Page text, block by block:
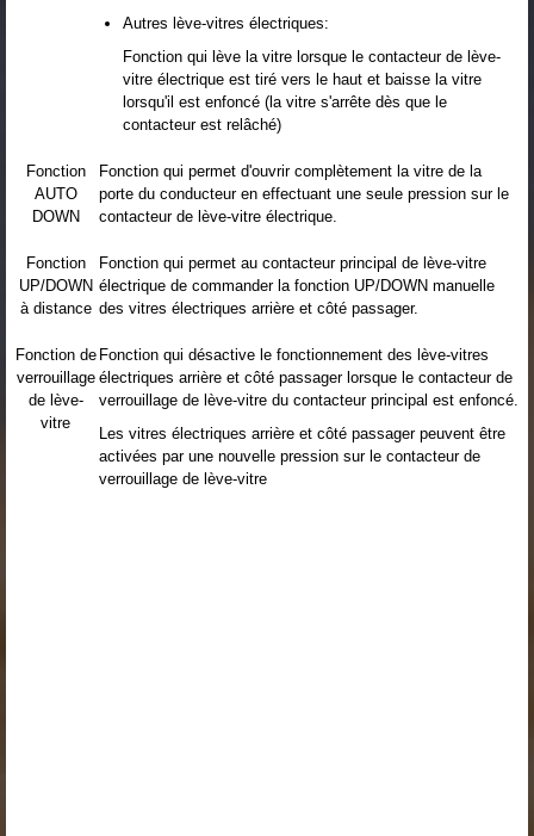
Autres lève-vitres électriques:
Fonction qui lève la vitre lorsque le contacteur de lève-
vitre électrique est tiré vers le haut et baisse la vitre
lorsqu'il est enfoncé (la vitre s'arrête dès que le
contacteur est relâché)
Fonction
AUTO
DOWN
Fonction qui permet d'ouvrir complètement la vitre de la
porte du conducteur en effectuant une seule pression sur le
contacteur de lève-vitre électrique.
Fonction
UP/DOWN
à distance
Fonction qui permet au contacteur principal de lève-vitre
électrique de commander la fonction UP/DOWN manuelle
des vitres électriques arrière et côté passager.
Fonction de
verrouillage
de lève-
vitre
Fonction qui désactive le fonctionnement des lève-vitres
électriques arrière et côté passager lorsque le contacteur de
verrouillage de lève-vitre du contacteur principal est enfoncé.
Les vitres électriques arrière et côté passager peuvent être
activées par une nouvelle pression sur le contacteur de
verrouillage de lève-vitre